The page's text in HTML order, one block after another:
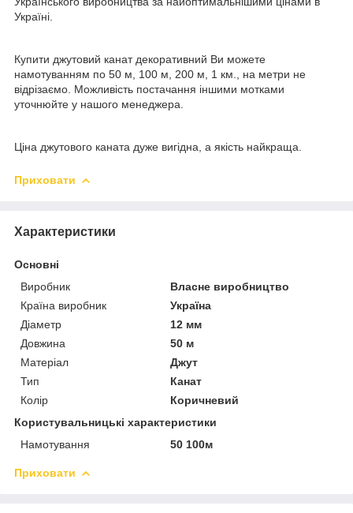
Україні.
Купити джутовий канат декоративний Ви можете
намотуванням по 50 м, 100 м, 200 м, 1 км., на метри не
відрізаємо. Можливість постачання іншими мотками
уточнюйте у нашого менеджера.
Ціна джутового каната дуже вигідна, а якість найкраща.
Приховати
Характеристики
Основні
Виробник
Власне виробництво
Країна виробник
Україна
Діаметр
12 мм
Довжина
50 м
Матеріал
Джут
Тип
Канат
Колір
Коричневий
Користувальницькі характеристики
Намотування
50 100м
Приховати